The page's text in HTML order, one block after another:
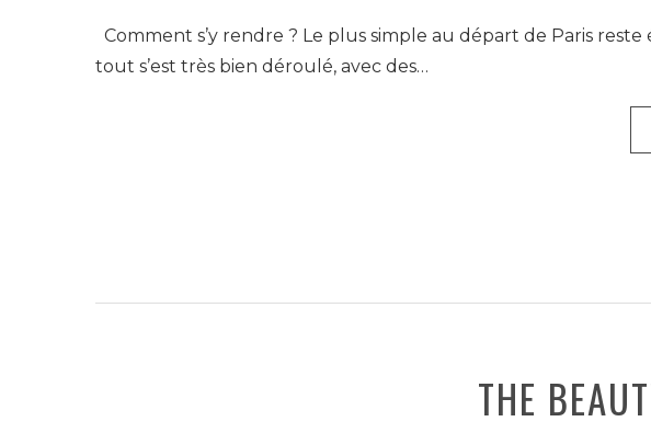
Comment s’y rendre ? Le plus simple au départ de Paris
tout s’est très bien déroulé, avec des…
THE